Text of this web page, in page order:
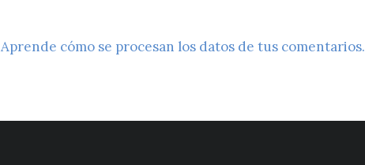
Aprende cómo se procesan los datos de tus comentarios.